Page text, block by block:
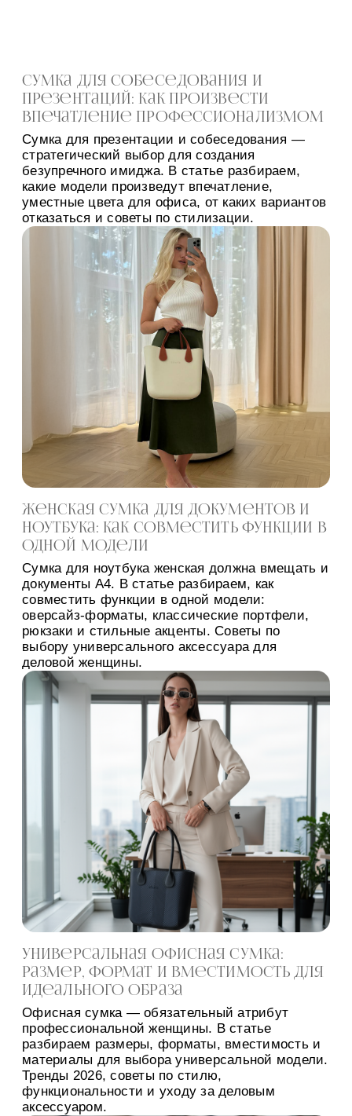
Сумка для собеседования и
презентаций: как произвести
впечатление профессионализмом
Сумка для презентации и собеседования —
стратегический выбор для создания
безупречного имиджа. В статье разбираем,
какие модели произведут впечатление,
уместные цвета для офиса, от каких вариантов
отказаться и советы по стилизации.
Женская сумка для документов и
ноутбука: как совместить функции в
одной модели
Сумка для ноутбука женская должна вмещать и
документы A4. В статье разбираем, как
совместить функции в одной модели:
оверсайз-форматы, классические портфели,
рюкзаки и стильные акценты. Советы по
выбору универсального аксессуара для
деловой женщины.
Универсальная офисная сумка:
размер, формат и вместимость для
идеального образа
Офисная сумка — обязательный атрибут
профессиональной женщины. В статье
разбираем размеры, форматы, вместимость и
материалы для выбора универсальной модели.
Тренды 2026, советы по стилю,
функциональности и уходу за деловым
аксессуаром.